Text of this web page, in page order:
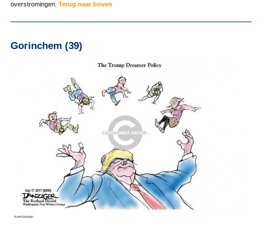
overstromingen. Terug naar boven
Gorinchem (39)